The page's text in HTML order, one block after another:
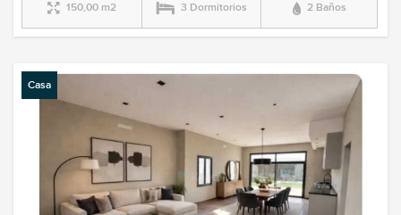
150,00 m2 3 Dormitorios 2 Baños
Casa